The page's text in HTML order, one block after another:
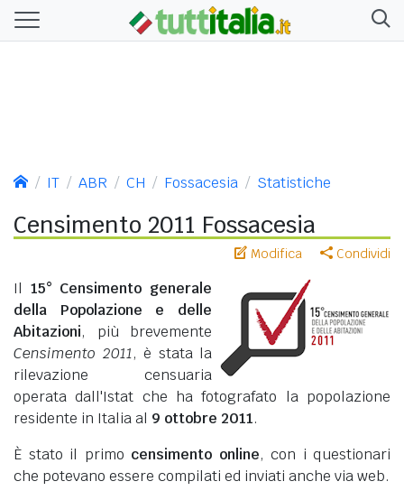
IT ABR CH Fossacesia Statistiche
Censimento 2011 Fossacesia
Modifica Condividi
Il 15° Censimento generale
della Popolazione e delle
Abitazioni, più brevemente
Censimento 2011, è stata la
rilevazione censuaria
operata dall'Istat che ha fotografato la popolazione
residente in Italia al 9 ottobre 2011.
È stato il primo censimento online, con i questionari
che potevano essere compilati ed inviati anche via web.